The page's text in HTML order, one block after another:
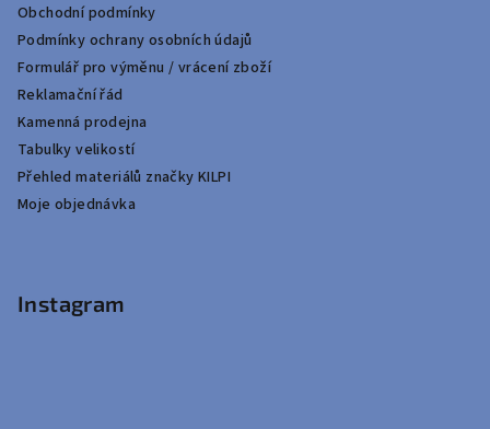
Obchodní podmínky
Podmínky ochrany osobních údajů
Formulář pro výměnu / vrácení zboží
Reklamační řád
Kamenná prodejna
Tabulky velikostí
Přehled materiálů značky KILPI
Moje objednávka
Instagram